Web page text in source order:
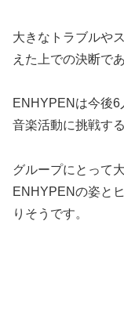
大きなトラブルや
えた上での決断で
ENHYPENは今後6
音楽活動に挑戦す
グループにとって
ENHYPENの姿と
りそうです。